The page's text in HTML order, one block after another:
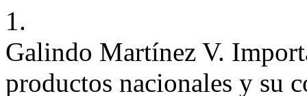
1.
Galindo Martínez V.
productos nacionales y su